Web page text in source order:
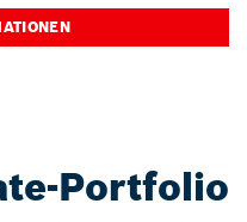
Portfolio